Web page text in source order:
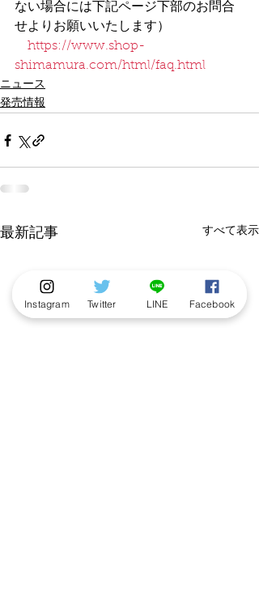
ない場合には下記ページ下部のお問合
せよりお願いいたします）
https://www.shop-
shimamura.com/html/faq.html
ニュース
発売情報
最新記事 すべて表示
Instagram Twitter LINE Facebook